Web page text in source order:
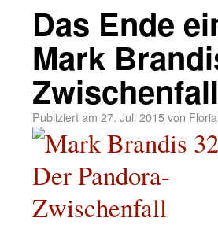
Das Ende
Mark
Publiziert am 27. Juli 2015von